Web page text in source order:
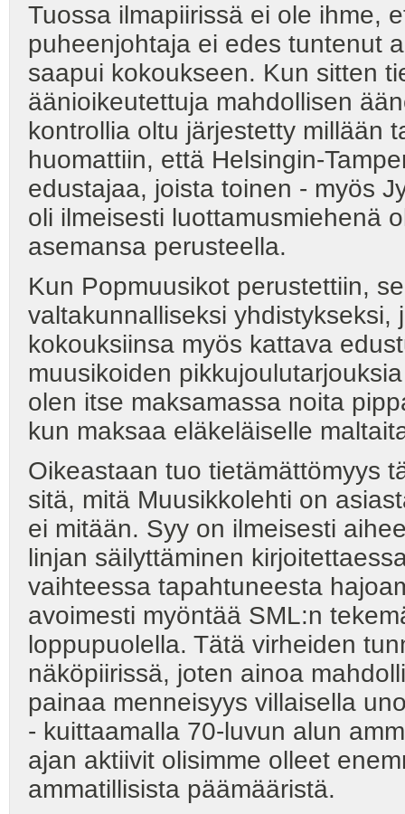
Tuossa ilmapiirissä ei ole ihme,
puheenjohtaja ei edes tuntenut
saapui kokoukseen. Kun sitten
äänioikeutettuja mahdollisen
kontrollia oltu järjestetty millään
huomattiin, että Helsingin-
edustajaa, joista toinen - myös
oli ilmeisesti luottamusmiehenä
asemansa perusteella.
Kun Popmuusikot perustettiin,
valtakunnalliseksi
kokouksiinsa myös kattava
muusikoiden
olen itse maksamassa noita
kun maksaa eläkeläiselle
Oikeastaan tuo tietämättömyys
sitä, mitä Muusikkolehti on
ei mitään. Syy on ilmeisesti
linjan säilyttäminen
vaihteessa tapahtuneesta
avoimesti myöntää SML:n
loppupuolella. Tätä virheiden
näköpiirissä, joten ainoa
painaa menneisyys villaisella
- kuittaamalla 70-luvun alun
ajan aktiivit olisimme olleet
ammatillisista päämääristä.